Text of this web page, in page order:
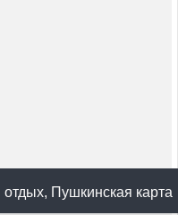
Пушкинская карта